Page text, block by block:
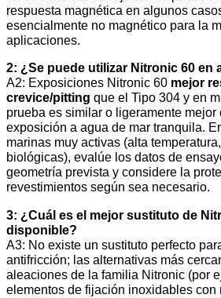
respuesta magnética en algunos
esencialmente no magnético para la
aplicaciones.
2: ¿Se puede utilizar Nitronic 60 en
A2: Exposiciones Nitronic 60 mejor
crevice/pitting que el Tipo 304 y en
prueba es similar o ligeramente mejor
exposición a agua de mar tranquila.
marinas muy activas (alta
biológicas), evalúe los datos de
geometría prevista y considere la
revestimientos según sea necesario.
3: ¿Cuál es el mejor sustituto de
disponible?
A3: No existe un sustituto perfecto
antifricción; las alternativas más
aleaciones de la familia Nitronic (por
elementos de fijación inoxidables con